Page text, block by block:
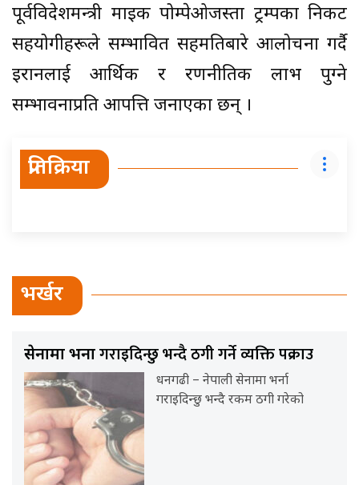
पूर्वविदेशमन्त्री माइक पोम्पेओजस्ता ट्रम्पका निकट
सहयोगीहरूले सम्भावित सहमतिबारे आलोचना गर्दै
इरानलाई आर्थिक र रणनीतिक लाभ पुग्ने
सम्भावनाप्रति आपत्ति जनाएका छन् ।
प्रतिक्रिया
भर्खर
सेनामा भर्नागराइदिन्छु भन्दै ठगी गर्ने व्यक्ति पक्राउ
धनगढी – नेपाली सेनामा भर्ना
गराइदिन्छु भन्दै रकम ठगी गरेको